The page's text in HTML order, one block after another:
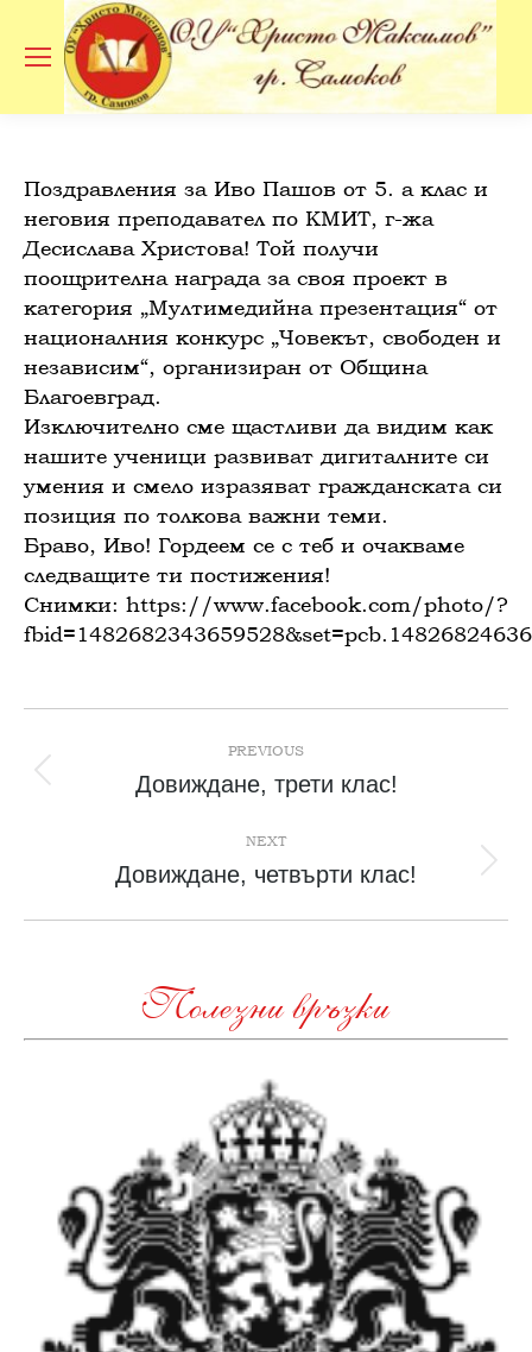
Поздравления за Иво Пашов от 5. а клас и
неговия преподавател по КМИТ, г-жа
Десислава Христова! Той получи
поощрителна награда за своя проект в
категория „Мултимедийна презентация“ от
националния конкурс „Човекът, свободен и
независим“, организиран от Община
Благоевград.
Изключително сме щастливи да видим как
нашите ученици развиват дигиталните си
умения и смело изразяват гражданската си
позиция по толкова важни теми.
Браво, Иво! Гордеем се с теб и очакваме
следващите ти постижения!
Снимки: https://www.facebook.com/photo/?
navigation
PREVIOUS
Previous
Довиждане, трети клас!
NEXT
Next
Довиждане, четвърти клас!
Полезни връзки